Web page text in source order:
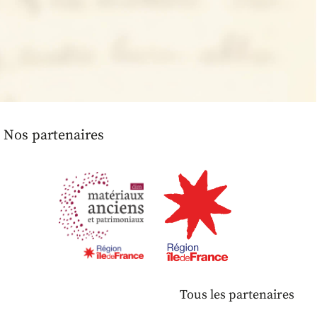
Nos partenaires
Tous les partenaires